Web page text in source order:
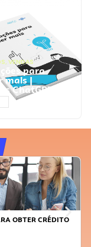
, VENDAS
para
mais |
ChatGPT
OBTER CRÉDITO